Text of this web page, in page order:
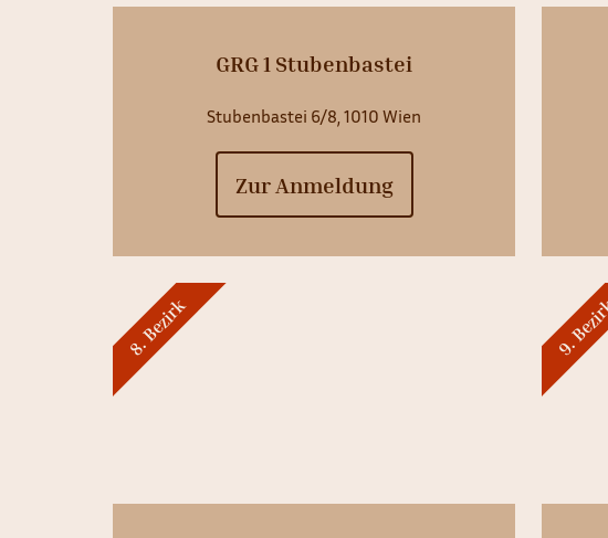
GRG 1 Stubenbastei
Stubenbastei 6/8, 1010 Wien
Zur Anmeldung
8. Bezirk 9.